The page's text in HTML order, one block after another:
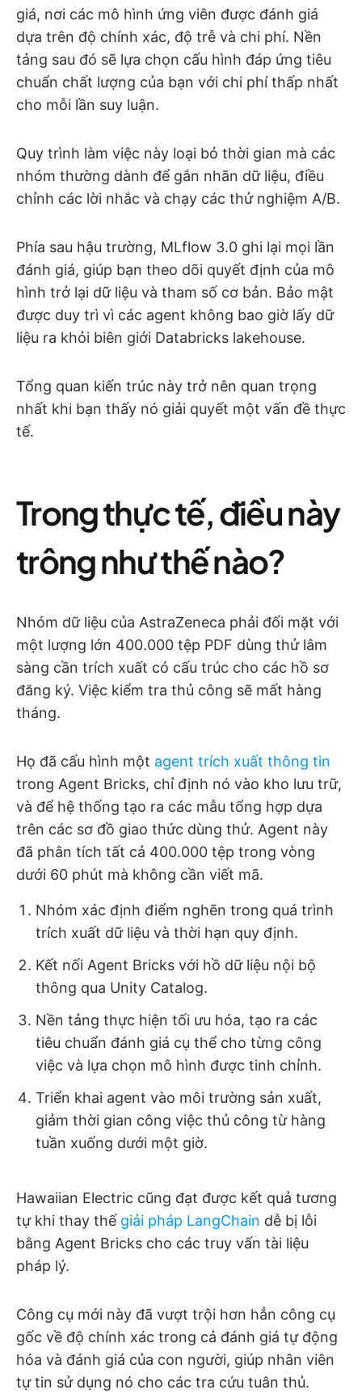
giá, nơi các mô hình ứng viên được đánh giá
dựa trên độ chính xác, độ trễ và chi phí. Nền
tảng sau đó sẽ lựa chọn cấu hình đáp ứng tiêu
chuẩn chất lượng của bạn với chi phí thấp nhất
cho mỗi lần suy luận.
Quy trình làm việc này loại bỏ thời gian mà các
nhóm thường dành để gắn nhãn dữ liệu, điều
chỉnh các lời nhắc và chạy các thử nghiệm A/B.
Phía sau hậu trường, MLflow 3.0 ghi lại mọi lần
đánh giá, giúp bạn theo dõi quyết định của mô
hình trở lại dữ liệu và tham số cơ bản. Bảo mật
được duy trì vì các agent không bao giờ lấy dữ
liệu ra khỏi biên giới Databricks lakehouse.
Tổng quan kiến trúc này trở nên quan trọng
nhất khi bạn thấy nó giải quyết một vấn đề thực
tế.
Trong thực tế, điều này
trông như thế nào?
Nhóm dữ liệu của AstraZeneca phải đối mặt với
một lượng lớn 400.000 tệp PDF dùng thử lâm
sàng cần trích xuất có cấu trúc cho các hồ sơ
đăng ký. Việc kiểm tra thủ công sẽ mất hàng
tháng.
Họ đã cấu hình một agent trích xuất thông tin
trong Agent Bricks, chỉ định nó vào kho lưu trữ,
và để hệ thống tạo ra các mẫu tổng hợp dựa
trên các sơ đồ giao thức dùng thử. Agent này
đã phân tích tất cả 400.000 tệp trong vòng
dưới 60 phút mà không cần viết mã.
Nhóm xác định điểm nghẽn trong quá trình
trích xuất dữ liệu và thời hạn quy định.
Kết nối Agent Bricks với hồ dữ liệu nội bộ
thông qua Unity Catalog.
Nền tảng thực hiện tối ưu hóa, tạo ra các
tiêu chuẩn đánh giá cụ thể cho từng công
việc và lựa chọn mô hình được tinh chỉnh.
Triển khai agent vào môi trường sản xuất,
giảm thời gian công việc thủ công từ hàng
tuần xuống dưới một giờ.
Hawaiian Electric cũng đạt được kết quả tương
tự khi thay thế giải pháp LangChain dễ bị lỗi
bằng Agent Bricks cho các truy vấn tài liệu
pháp lý.
Công cụ mới này đã vượt trội hơn hẳn công cụ
gốc về độ chính xác trong cả đánh giá tự động
hóa và đánh giá của con người, giúp nhân viên
tự tin sử dụng nó cho các tra cứu tuân thủ.